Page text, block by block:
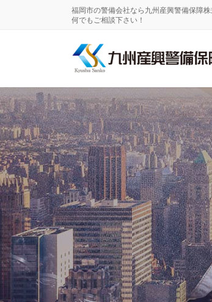
福岡市の警備会社なら九州産興警備保障
何でもご相談下さい！